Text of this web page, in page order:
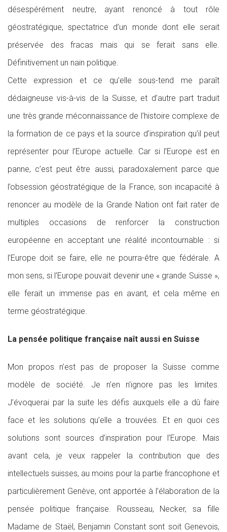
désespérément neutre, ayant renoncé à tout rôle
géostratégique, spectatrice d’un monde dont elle serait
préservée des fracas mais qui se ferait sans elle.
Définitivement un nain politique.
Cette expression et ce qu’elle sous-tend me paraît
dédaigneuse vis-à-vis de la Suisse, et d’autre part traduit
une très grande méconnaissance de l’histoire complexe de
la formation de ce pays et la source d’inspiration qu’il peut
représenter pour l’Europe actuelle. Car si l’Europe est en
panne, c’est peut être aussi, paradoxalement parce que
l’obsession géostratégique de la France, son incapacité à
renoncer au modèle de la Grande Nation ont fait rater de
multiples occasions de renforcer la construction
européenne en acceptant une réalité incontournable : si
l’Europe doit se faire, elle ne pourra-être que fédérale. A
mon sens, si l’Europe pouvait devenir une « grande Suisse »,
elle ferait un immense pas en avant, et cela même en
terme géostratégique.
La pensée politique française naît aussi en Suisse
Mon propos n’est pas de proposer la Suisse comme
modèle de société. Je n’en n’ignore pas les limites.
J’évoquerai par la suite les défis auxquels elle a dû faire
face et les solutions qu’elle a trouvées. Et en quoi ces
solutions sont sources d’inspiration pour l’Europe. Mais
avant cela, je veux rappeler la contribution que des
intellectuels suisses, au moins pour la partie francophone et
particulièrement Genève, ont apportée à l’élaboration de la
pensée politique française. Rousseau, Necker, sa fille
Madame de Staël, Benjamin Constant sont soit Genevois,